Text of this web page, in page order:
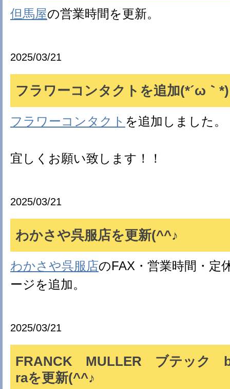
但馬屋の営業時間を更新。
2025/03/21
フラワーコンタクトを追加(*´ω｀*)
フラワーコンタクト を追加しました。
宜しくお願い致します！！
2025/03/21
わかさや呉服店を更新(^^♪
わかさや呉服店のFAX・営業時間・定
ージを追加。
2025/03/21
FRANCK MULLER ブテック
raを更新(^^♪